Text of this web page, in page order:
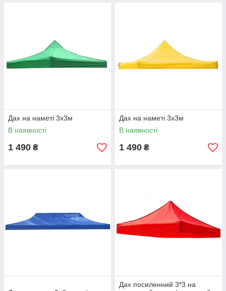
Дах на наметі 3x3м
В наявності
1 490 ₴
Дах на наметі 3x3м
В наявності
1 490 ₴
Дах посиленний 3*3 на